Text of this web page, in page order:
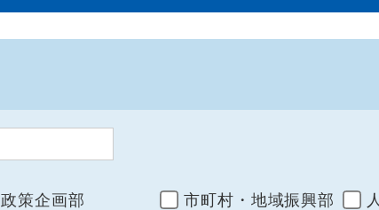
政策企画部 市町村・地域振興部